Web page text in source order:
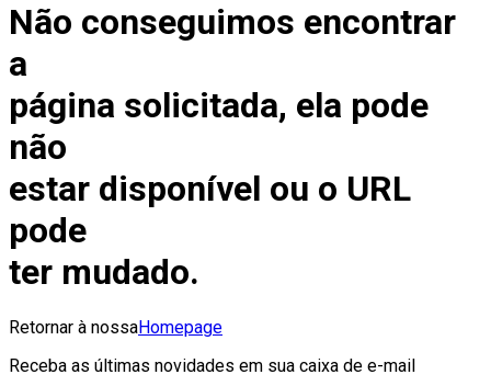
Não conseguimos encontrar
a
página solicitada, ela pode
não
estar disponível ou o URL
pode
ter mudado.
Retornar à nossaHomepage
Receba as últimas novidades em sua caixa de e-mail